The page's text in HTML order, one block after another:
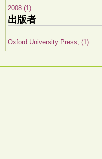
2008 (1)
出版者
Oxford University Press, (1)